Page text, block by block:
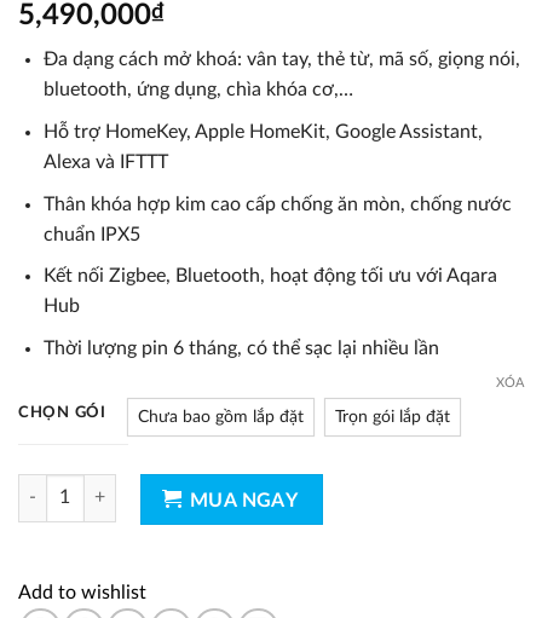
5,490,000₫
Đa dạng cách mở khoá: vân tay, thẻ từ, mã số, giọng nói,
bluetooth, ứng dụng, chìa khóa cơ,…
Hỗ trợ HomeKey, Apple HomeKit, Google Assistant,
Alexa và IFTTT
Thân khóa hợp kim cao cấp chống ăn mòn, chống nước
chuẩn IPX5
Kết nối Zigbee, Bluetooth, hoạt động tối ưu với Aqara
Hub
Thời lượng pin 6 tháng, có thể sạc lại nhiều lần
CHỌN GÓI Chưa bao gồm lắp đặt Trọn gói lắp đặt
XÓA
Khoá Thông Minh Aqara U200 Quốc Tế số lượng
MUA NGAY
Add to wishlist